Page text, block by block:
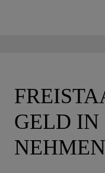
GELD
NEHMEN